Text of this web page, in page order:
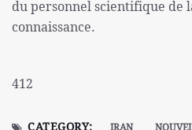
du personnel scientifique de
connaissance.
412
CATEGORY: